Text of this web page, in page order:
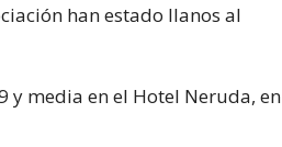
han estado llanos al
y media en el Hotel Neruda, en